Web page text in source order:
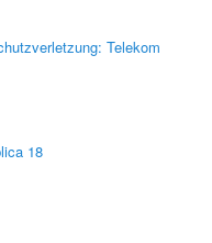
Telekom
18